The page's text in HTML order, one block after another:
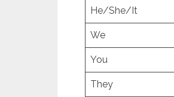
He/She/It
We
You
They